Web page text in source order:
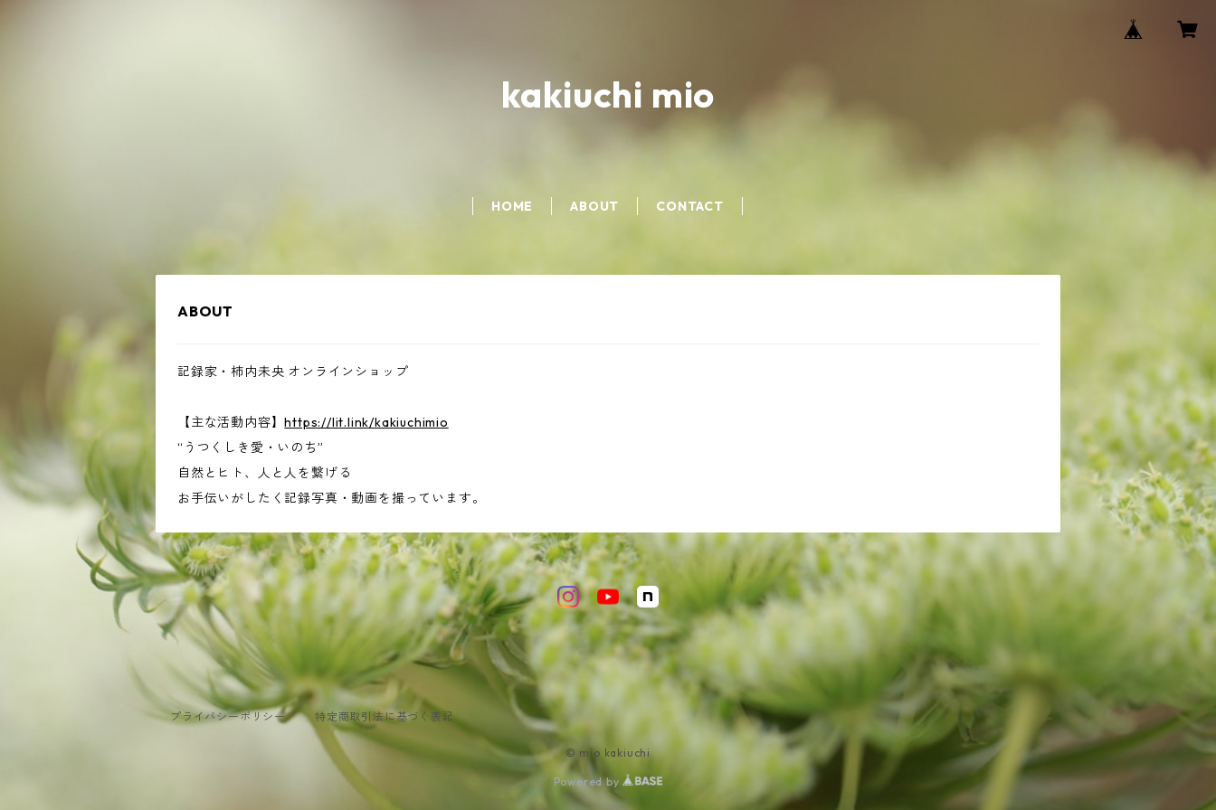
kakiuchi mio
HOME ABOUT CONTACT
ABOUT
記録家・柿内未央 オンラインショップ
【主な活動内容】https://lit.link/kakiuchimio
“うつくしき愛・いのち”
自然とヒト、人と人を繋げる
お手伝いがしたく記録写真・動画を撮っています。
プライバシーポリシー 特定商取引法に基づく表記
© mio kakiuchi
Powered by